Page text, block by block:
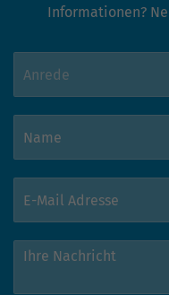
Informationen?